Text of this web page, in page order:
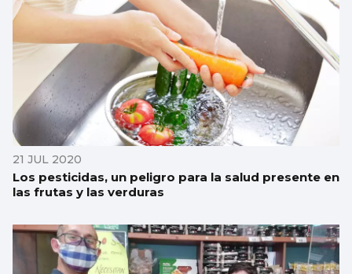
21 JUL 2020
Los pesticidas, un peligro para la salud presente en
las frutas y las verduras